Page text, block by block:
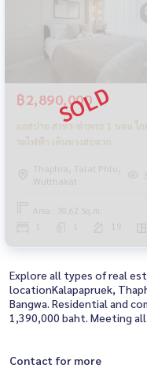
฿2,890,000
แอสปาย สาทร-ท่าพระ 1 นอน ใกล้
รถไฟฟ้า เดินทางสะดวก
Thaphra, Talat Phlu,
Wutthakat
Area : 30.62 Sq.m.
1 1 19
Explore all types of real
locationKalapapruek,
Bangwa. Residential and
1,390,000 baht. Meeting
Contact for more